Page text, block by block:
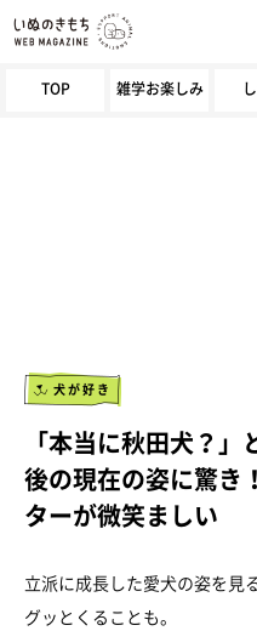
TOP 雑学お楽しみ
犬が好き
「本当に秋田犬？
後の現在の姿に驚
ターが微笑ましい
立派に成長した愛犬の姿を見
グッとくることも。